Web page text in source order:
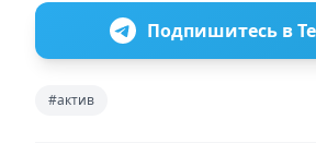
Подпишитесь в
#актив